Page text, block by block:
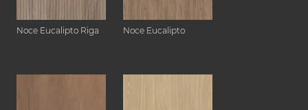
Noce Eucalipto Riga Noce Eucalipto